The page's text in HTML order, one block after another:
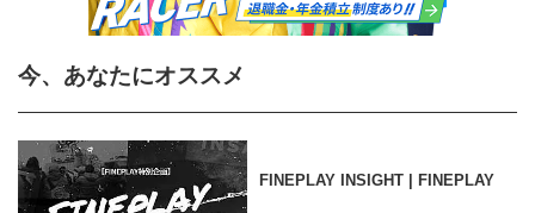
今、あなたにオススメ
FINEPLAY INSIGHT | FINEPLAY